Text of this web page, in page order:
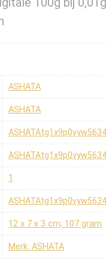
‎ASHATA
‎ASHATA
‎ASHATAtg1x9p0vyw5634
‎ASHATAtg1x9p0vyw5634
‎1
‎ASHATAtg1x9p0vyw5634
‎12 x 7 x 3 cm; 107 gram
Merk: ASHATA